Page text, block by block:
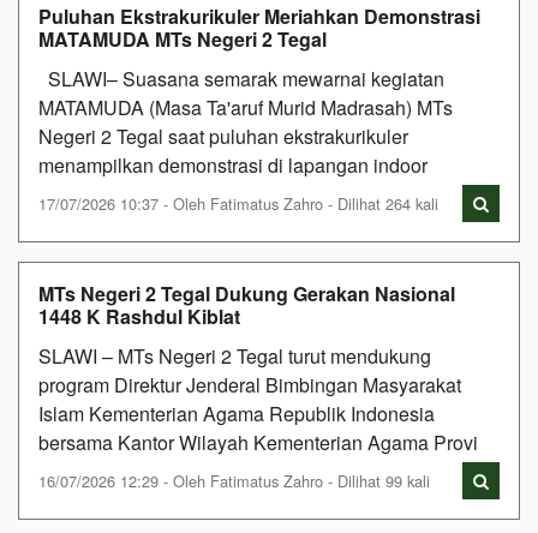
Puluhan Ekstrakurikuler Meriahkan Demonstrasi
MATAMUDA MTs Negeri 2 Tegal
SLAWI– Suasana semarak mewarnai kegiatan
MATAMUDA (Masa Ta'aruf Murid Madrasah) MTs
Negeri 2 Tegal saat puluhan ekstrakurikuler
menampilkan demonstrasi di lapangan indoor
17/07/2026 10:37 - Oleh Fatimatus Zahro - Dilihat 264 kali
MTs Negeri 2 Tegal Dukung Gerakan Nasional
1448 K Rashdul Kiblat
SLAWI – MTs Negeri 2 Tegal turut mendukung
program Direktur Jenderal Bimbingan Masyarakat
Islam Kementerian Agama Republik Indonesia
bersama Kantor Wilayah Kementerian Agama Provi
16/07/2026 12:29 - Oleh Fatimatus Zahro - Dilihat 99 kali